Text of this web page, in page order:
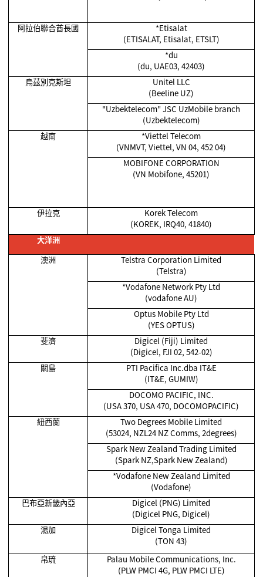
阿拉伯聯合酋長國
*Etisalat
(ETISALAT, Etisalat, ETSLT)
*du
(du, UAE03, 42403)
烏茲別克斯坦
Unitel LLC
(Beeline UZ)
"Uzbektelecom" JSC UzMobile branch
(Uzbektelecom)
越南
*Viettel Telecom
(VNMVT, Viettel, VN 04, 452 04)
MOBIFONE CORPORATION
(VN Mobifone, 45201)
伊拉克
Korek Telecom
(KOREK, IRQ40, 41840)
大洋洲
澳洲
Telstra Corporation Limited
(Telstra)
*Vodafone Network Pty Ltd
(vodafone AU)
Optus Mobile Pty Ltd
(YES OPTUS)
斐濟
Digicel (Fiji) Limited
(Digicel, FJI 02, 542-02)
關島
PTI Pacifica Inc.dba IT&E
(IT&E, GUMIW)
DOCOMO PACIFIC, INC.
(USA 370, USA 470, DOCOMOPACIFIC)
紐西蘭
Two Degrees Mobile Limited
(53024, NZL24 NZ Comms, 2degrees)
Spark New Zealand Trading Limited
(Spark NZ,Spark New Zealand)
*Vodafone New Zealand Limited
(Vodafone)
巴布亞新畿內亞
Digicel (PNG) Limited
(Digicel PNG, Digicel)
湯加
Digicel Tonga Limited
(TON 43)
帛琉
Palau Mobile Communications, Inc.
(PLW PMCI 4G, PLW PMCI LTE)